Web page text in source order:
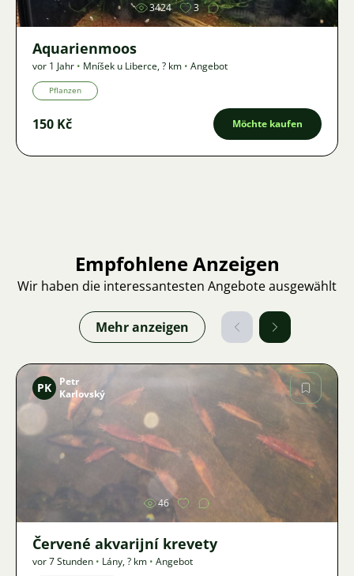
3424 3
Aquarienmoos
vor 1 Jahr • Mníšek u Liberce,? km • Angebot
Pflanzen
150 Kč Möchte kaufen
Empfohlene Anzeigen
Wir haben die interessantesten Angebote ausgewählt
Mehr anzeigen
Bild
PK
Petr
Karlovský
46
Červené akvarijní krevety
vor 7 Stunden • Lány,? km • Angebot